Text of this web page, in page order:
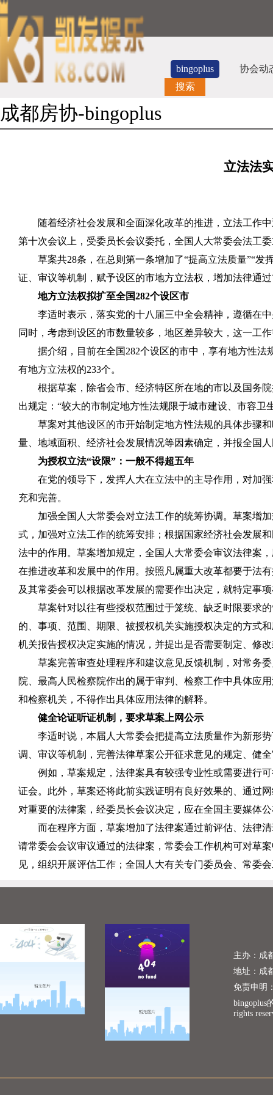
bingoplus
协会动
搜索
成都房协-bingoplus
立法法
随着经济社会发展和全面深化改革的推进，立法工作
第十次会议上，受委员长会议委托，全国人大常委会法工
草案共28条，在总则第一条增加了“提高立法质量”“
证、审议等机制，赋予设区的市地方立法权，增加法律通
地方立法权拟扩至全国282个设区市
李适时表示，落实党的十八届三中全会精神，遵循在
同时，考虑到设区的市数量较多，地区差异较大，这一工
据介绍，目前在全国282个设区的市中，享有地方性法
有地方立法权的233个。
根据草案，除省会市、经济特区所在地的市以及国务
出规定：“较大的市制定地方性法规限于城市建设、市容卫
草案对其他设区的市开始制定地方性法规的具体步骤
量、地域面积、经济社会发展情况等因素确定，并报全国
为授权立法“设限”：一般不得超五年
在党的领导下，发挥人大在立法中的主导作用，对加
充和完善。
加强全国人大常委会对立法工作的统筹协调。草案增
式，加强对立法工作的统筹安排；根据国家经济社会发展
法中的作用。草案增加规定，全国人大常委会审议法律案
在推进改革和发展中的作用。按照凡属重大改革都要于法
及其常委会可以根据改革发展的需要作出决定，就特定事
草案针对以往有些授权范围过于笼统、缺乏时限要求
的、事项、范围、期限、被授权机关实施授权决定的方式
机关报告授权决定实施的情况，并提出是否需要制定、修
草案完善审查处理程序和建议意见反馈机制，对常务
院、最高人民检察院作出的属于审判、检察工作中具体应
和检察机关，不得作出具体应用法律的解释。
健全论证听证机制，要求草案上网公示
李适时说，本届人大常委会把提高立法质量作为新形
调、审议等机制，完善法律草案公开征求意见的规定、健
例如，草案规定，法律案具有较强专业性或需要进行
证会。此外，草案还将此前实践证明有良好效果的、通过
对重要的法律案，经委员长会议决定，应在全国主要媒体
而在程序方面，草案增加了法律案通过前评估、法律
请常委会会议审议通过的法律案，常委会工作机构可对草
见，组织开展评估工作；全国人大有关专门委员会、常委
主办：成
地址：成
免责申明
bingoplus
rights